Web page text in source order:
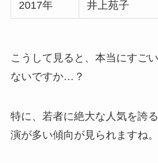
2017年 井上苑子
こうして見ると、本当にすご
ないですか…？
特に、若者に絶大な人気を誇
演が多い傾向が見られますね。